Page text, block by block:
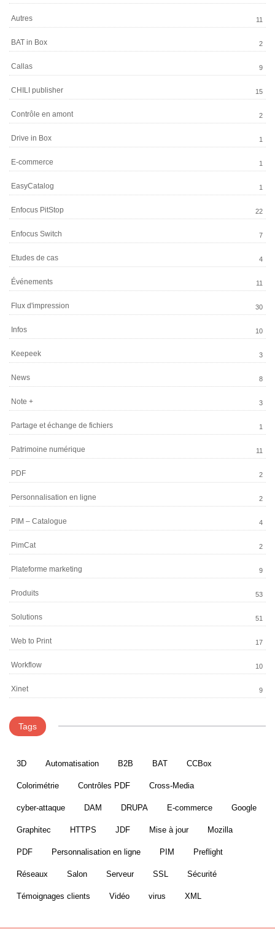
Autres 11
BAT in Box 2
Callas 9
CHILI publisher 15
Contrôle en amont 2
Drive in Box 1
E-commerce 1
EasyCatalog 1
Enfocus PitStop 22
Enfocus Switch 7
Etudes de cas 4
Événements 11
Flux d'impression 30
Infos 10
Keepeek 3
News 8
Note + 3
Partage et échange de fichiers 1
Patrimoine numérique 11
PDF 2
Personnalisation en ligne 2
PIM – Catalogue 4
PimCat 2
Plateforme marketing 9
Produits 53
Solutions 51
Web to Print 17
Workflow 10
Xinet 9
Tags
3D Automatisation B2B BAT CCBox
Colorimétrie Contrôles PDF Cross-Media
cyber-attaque DAM DRUPA E-commerce Google
Graphitec HTTPS JDF Mise à jour Mozilla
PDF Personnalisation en ligne PIM Preflight
Réseaux Salon Serveur SSL Sécurité
Témoignages clients Vidéo virus XML